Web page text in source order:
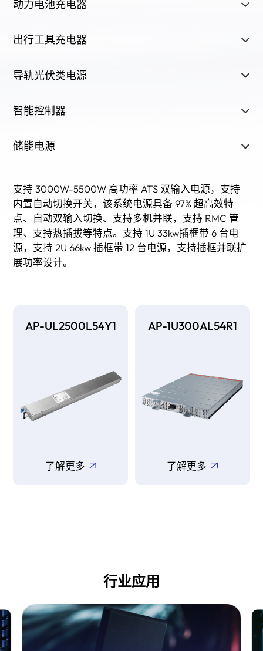
动力电池充电器
出行工具充电器
导轨光伏类电源
智能控制器
储能电源
支持 3000W-5500W 高功率 ATS 双输入电源，支持
内置自动切换开关，该系统电源具备 97% 超高效特
点、自动双输入切换、支持多机并联，支持 RMC 管
理、支持热插拔等特点。支持 1U 33kw插框带 6 台电
源，支持 2U 66kw 插框带 12 台电源，支持插框并联扩
展功率设计。
AP-UL2500L54Y1
了解更多
AP-1U300AL54R1
了解更多
行业应用